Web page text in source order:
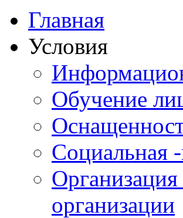
Главная
Условия
Обучение
Социальная
Организация
организации